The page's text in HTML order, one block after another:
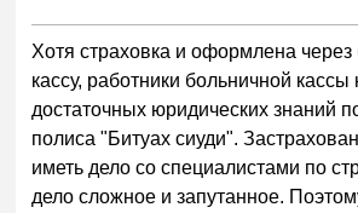
Хотя страховка и оформлена
кассу, работники больничной
достаточных юридических знаний
полиса "Битуах сиуди".
иметь дело со специалистами по
дело сложное и запутанное.